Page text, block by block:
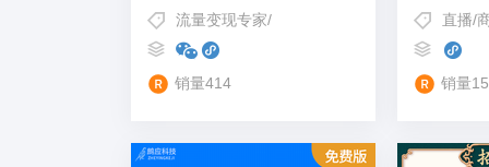
流量变现专家/ 代表作公众号：惠花卡/私域流
销量414
直播/
销量